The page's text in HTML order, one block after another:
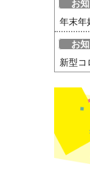
お
年末年
お
新型コ